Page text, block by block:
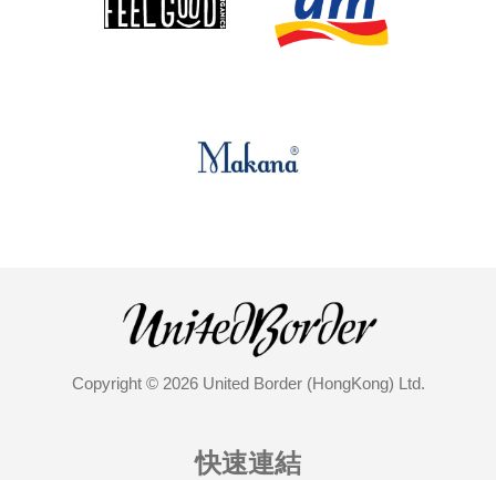
Copyright © 2026 United Border (HongKong) Ltd.
快速連結